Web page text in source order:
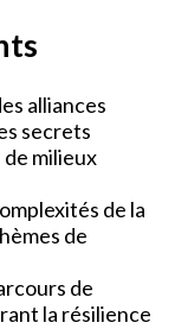
alliances
secrets
milieux
de la
de
de
la résilience